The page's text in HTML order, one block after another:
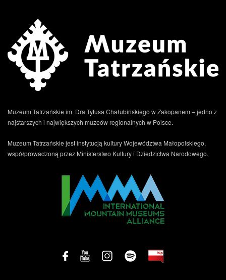
Muzeum Tatrzańskie im. Dra Tytusa Chałubińskiego w Zakopanem – jedno z
najstarszych i największych muzeów regionalnych w Polsce.
Muzeum Tatrzańskie jest instytucją kultury Województwa Małopolskiego,
współprowadzoną przez Ministerstwo Kultury i Dziedzictwa Narodowego.